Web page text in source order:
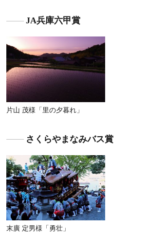
JA兵庫六甲賞
片山 茂様「里の夕暮れ」
さくらやまなみバス賞
末廣 定男様「勇壮」